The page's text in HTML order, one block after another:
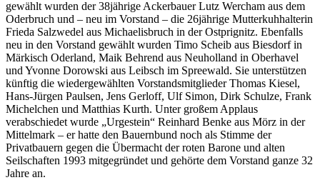
gewählt wurden der 38jährige Ackerbauer Lutz Wercham aus dem
Oderbruch und – neu im Vorstand – die 26jährige Mutterkuhhalterin
Frieda Salzwedel aus Michaelisbruch in der Ostprignitz. Ebenfalls
neu in den Vorstand gewählt wurden Timo Scheib aus Biesdorf in
Märkisch Oderland, Maik Behrend aus Neuholland in Oberhavel
und Yvonne Dorowski aus Leibsch im Spreewald. Sie unterstützen
künftig die wiedergewählten Vorstandsmitglieder Thomas Kiesel,
Hans-Jürgen Paulsen, Jens Gerloff, Ulf Simon, Dirk Schulze, Frank
Michelchen und Matthias Kurth. Unter großem Applaus
verabschiedet wurde „Urgestein“ Reinhard Benke aus Mörz in der
Mittelmark – er hatte den Bauernbund noch als Stimme der
Privatbauern gegen die Übermacht der roten Barone und alten
Seilschaften 1993 mitgegründet und gehörte dem Vorstand ganze 32
Jahre an.